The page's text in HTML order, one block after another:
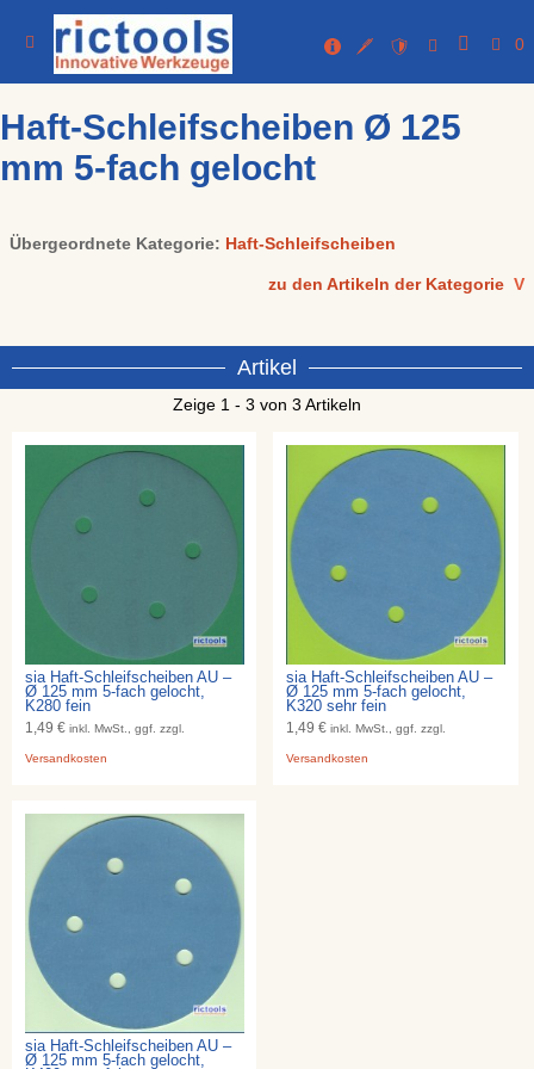
0
Haft-Schleifscheiben Ø 125
mm 5-fach gelocht
Übergeordnete Kategorie: Haft-Schleifscheiben
zu den Artikeln der Kategorie V
Artikel
Zeige 1 - 3 von 3 Artikeln
sia Haft-Schleifscheiben AU –
Ø 125 mm 5-fach gelocht,
K280 fein
1,49 € inkl. MwSt., ggf. zzgl.
Versandkosten
sia Haft-Schleifscheiben AU –
Ø 125 mm 5-fach gelocht,
K320 sehr fein
1,49 €inkl. MwSt., ggf. zzgl.
Versandkosten
sia Haft-Schleifscheiben AU –
Ø 125 mm 5-fach gelocht,